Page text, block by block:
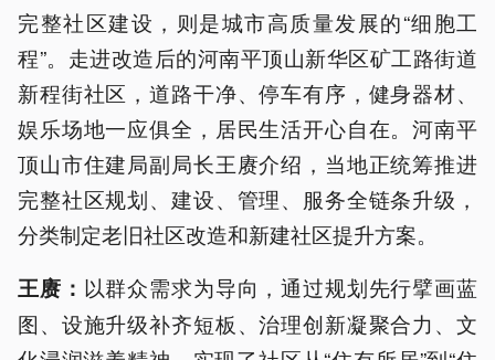
完整社区建设，则是城市高质量发展的“细胞工
程”。走进改造后的河南平顶山新华区矿工路街道
新程街社区，道路干净、停车有序，健身器材、
娱乐场地一应俱全，居民生活开心自在。河南平
顶山市住建局副局长王赓介绍，当地正统筹推进
完整社区规划、建设、管理、服务全链条升级，
分类制定老旧社区改造和新建社区提升方案。
王赓： 以群众需求为导向，通过规划先行擘画蓝
图、设施升级补齐短板、治理创新凝聚合力、文